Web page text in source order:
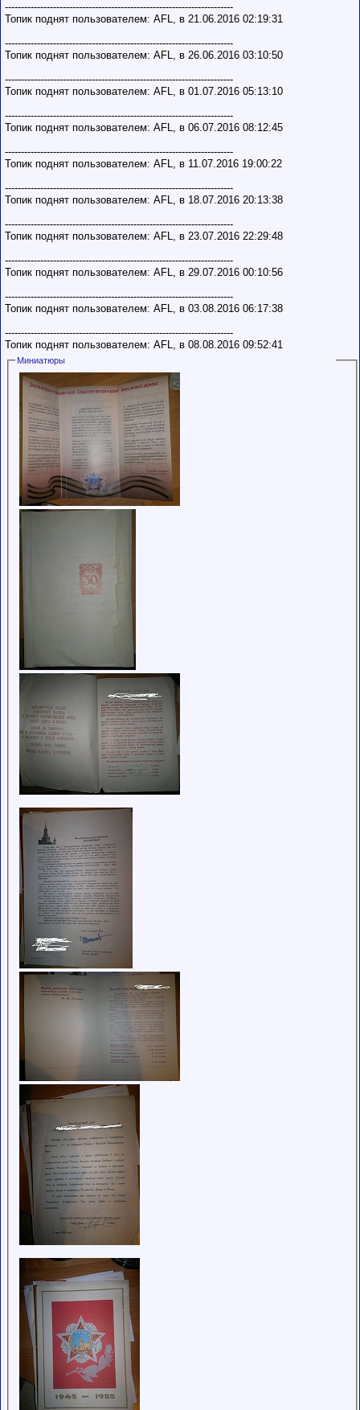
-----------------------------------------------------------------------
Топик поднят пользователем: AFL, в 21.06.2016 02:19:31
-----------------------------------------------------------------------
Топик поднят пользователем: AFL, в 26.06.2016 03:10:50
-----------------------------------------------------------------------
Топик поднят пользователем: AFL, в 01.07.2016 05:13:10
-----------------------------------------------------------------------
Топик поднят пользователем: AFL, в 06.07.2016 08:12:45
-----------------------------------------------------------------------
Топик поднят пользователем: AFL, в 11.07.2016 19:00:22
-----------------------------------------------------------------------
Топик поднят пользователем: AFL, в 18.07.2016 20:13:38
-----------------------------------------------------------------------
Топик поднят пользователем: AFL, в 23.07.2016 22:29:48
-----------------------------------------------------------------------
Топик поднят пользователем: AFL, в 29.07.2016 00:10:56
-----------------------------------------------------------------------
Топик поднят пользователем: AFL, в 03.08.2016 06:17:38
-----------------------------------------------------------------------
Топик поднят пользователем: AFL, в 08.08.2016 09:52:41
Миниатюры